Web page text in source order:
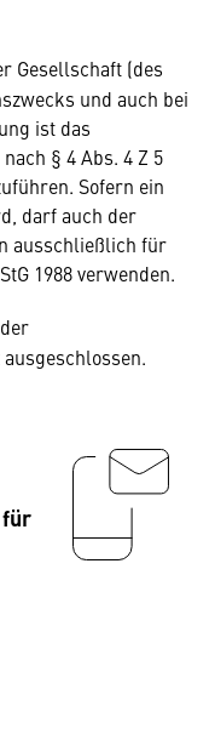
Gesellschaft (des
und auch bei
ist das
§ 4 Abs. 4 Z 5
Sofern ein
darf auch der
ausschließlich für
1988 verwenden.